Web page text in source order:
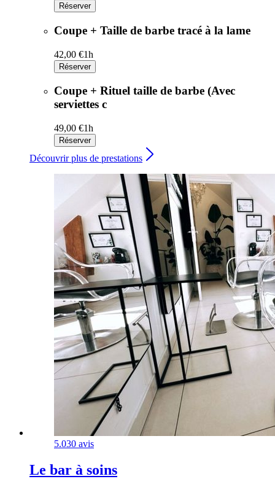
Réserver
Coupe + Taille de barbe tracé à la lame
42,00 €1h
Réserver
Coupe + Rituel taille de barbe (Avec
serviettes c
49,00 €1h
Réserver
Découvrir plus de prestations
5.030 avis
Le bar à soins